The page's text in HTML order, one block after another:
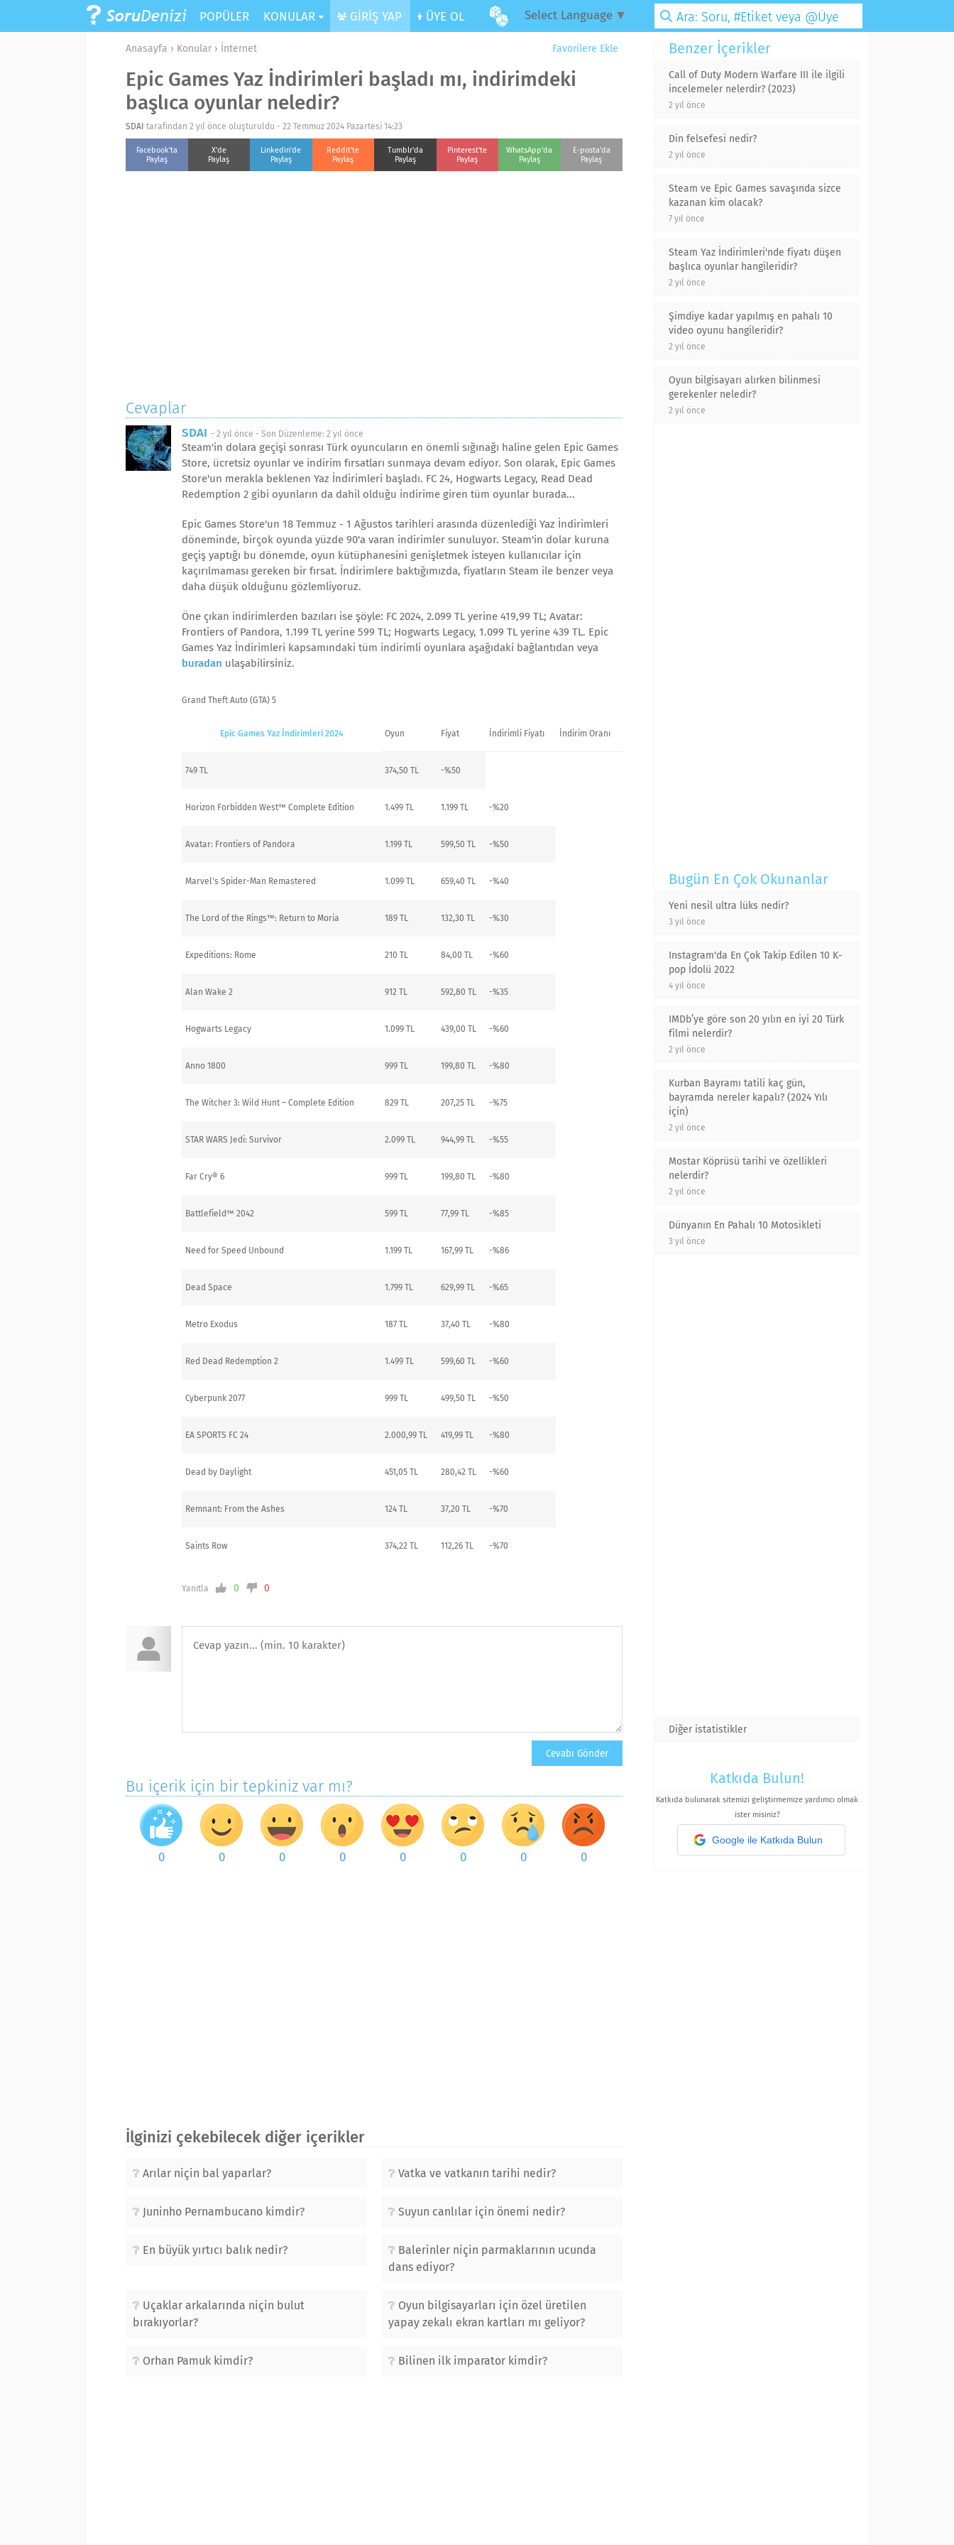
POPÜLER KONULAR GİRİŞ YAP ÜYE OL Select Language ▼
Favorilere Ekle
Anasayfa › Konular › İnternet
Epic Games Yaz İndirimleri başladı mı, indirimdeki
başlıca oyunlar neledir?
SDAI tarafından 2 yıl önce oluşturuldu - 22 Temmuz 2024 Pazartesi 14:23
Facebook'ta
Paylaş
X'de
Paylaş
Linkedin'de
Paylaş
Reddit'te
Paylaş
Tumblr'da
Paylaş
Pinterest'te
Paylaş
WhatsApp'da
Paylaş
E-posta'da
Paylaş
Cevaplar
SDAI - 2 yıl önce - Son Düzenleme: 2 yıl önce
Steam'in dolara geçişi sonrası Türk oyuncuların en önemli sığınağı haline gelen Epic Games
Store, ücretsiz oyunlar ve indirim fırsatları sunmaya devam ediyor. Son olarak, Epic Games
Store'un merakla beklenen Yaz İndirimleri başladı. FC 24, Hogwarts Legacy, Read Dead
Redemption 2 gibi oyunların da dahil olduğu indirime giren tüm oyunlar burada...
Epic Games Store'un 18 Temmuz - 1 Ağustos tarihleri arasında düzenlediği Yaz İndirimleri
döneminde, birçok oyunda yüzde 90'a varan indirimler sunuluyor. Steam'in dolar kuruna
geçiş yaptığı bu dönemde, oyun kütüphanesini genişletmek isteyen kullanıcılar için
kaçırılmaması gereken bir fırsat. İndirimlere baktığımızda, fiyatların Steam ile benzer veya
daha düşük olduğunu gözlemliyoruz.
Öne çıkan indirimlerden bazıları ise şöyle: FC 2024, 2.099 TL yerine 419,99 TL; Avatar:
Frontiers of Pandora, 1.199 TL yerine 599 TL; Hogwarts Legacy, 1.099 TL yerine 439 TL. Epic
Games Yaz İndirimleri kapsamındaki tüm indirimli oyunlara aşağıdaki bağlantıdan veya
buradan ulaşabilirsiniz.
Grand Theft Auto (GTA) 5
Epic Games Yaz İndirimleri 2024 Oyun Fiyat İndirimli Fiyatı İndirim Oranı
749 TL 374,50 TL -%50
Horizon Forbidden West™ Complete Edition 1.499 TL 1.199 TL -%20
Avatar: Frontiers of Pandora 1.199 TL 599,50 TL -%50
Marvel's Spider-Man Remastered 1.099 TL 659,40 TL -%40
The Lord of the Rings™: Return to Moria 189 TL 132,30 TL -%30
Expeditions: Rome 210 TL 84,00 TL -%60
Alan Wake 2 912 TL 592,80 TL -%35
Hogwarts Legacy 1.099 TL 439,00 TL -%60
Anno 1800 999 TL 199,80 TL -%80
The Witcher 3: Wild Hunt – Complete Edition 829 TL 207,25 TL -%75
STAR WARS Jedi: Survivor 2.099 TL 944,99 TL -%55
Far Cry® 6 999 TL 199,80 TL -%80
Battlefield™ 2042 599 TL 77,99 TL -%85
Need for Speed Unbound 1.199 TL 167,99 TL -%86
Dead Space 1.799 TL 629,99 TL -%65
Metro Exodus 187 TL 37,40 TL -%80
Red Dead Redemption 2 1.499 TL 599,60 TL -%60
Cyberpunk 2077 999 TL 499,50 TL -%50
EA SPORTS FC 24 2.000,99 TL 419,99 TL -%80
Dead by Daylight 451,05 TL 280,42 TL -%60
Remnant: From the Ashes 124 TL 37,20 TL -%70
Saints Row 374,22 TL 112,26 TL -%70
Yanıtla 0 0
Bu içerik için bir tepkiniz var mı?
0 0 0 0 0 0 0 0
İlginizi çekebilecek diğer içerikler
Arılar niçin bal yaparlar? Vatka ve vatkanın tarihi nedir?
Juninho Pernambucano kimdir? Suyun canlılar için önemi nedir?
En büyük yırtıcı balık nedir?
Balerinler niçin parmaklarının ucunda
dans ediyor?
Uçaklar arkalarında niçin bulut
bırakıyorlar?
Oyun bilgisayarları için özel üretilen
yapay zekalı ekran kartları mı geliyor?
Orhan Pamuk kimdir? Bilinen ilk imparator kimdir?
Benzer İçerikler
Call of Duty Modern Warfare III ile ilgili
incelemeler nelerdir? (2023)
2 yıl önce
Din felsefesi nedir?
2 yıl önce
Steam ve Epic Games savaşında sizce
kazanan kim olacak?
7 yıl önce
Steam Yaz İndirimleri'nde fiyatı düşen
başlıca oyunlar hangileridir?
2 yıl önce
Şimdiye kadar yapılmış en pahalı 10
video oyunu hangileridir?
2 yıl önce
Oyun bilgisayarı alırken bilinmesi
gerekenler neledir?
2 yıl önce
Bugün En Çok Okunanlar
Yeni nesil ultra lüks nedir?
3 yıl önce
Instagram'da En Çok Takip Edilen 10 K-
pop İdolü 2022
4 yıl önce
IMDb’ye göre son 20 yılın en iyi 20 Türk
filmi nelerdir?
2 yıl önce
Kurban Bayramı tatili kaç gün,
bayramda nereler kapalı? (2024 Yılı
için)
2 yıl önce
Mostar Köprüsü tarihi ve özellikleri
nelerdir?
2 yıl önce
Dünyanın En Pahalı 10 Motosikleti
3 yıl önce
Diğer istatistikler
Katkıda Bulun!
Katkıda bulunarak sitemizi geliştirmemize yardımcı olmak
ister misiniz?
Google ile Katkıda Bulun